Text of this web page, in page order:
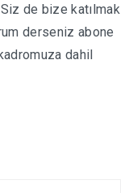
de bize katılmak
derseniz abone
dahil